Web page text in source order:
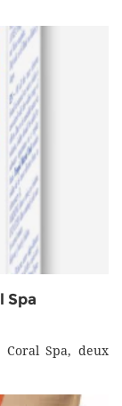
Spa
Spa, deux